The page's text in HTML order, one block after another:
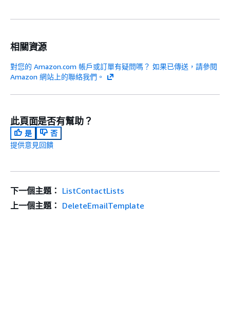
相關資源
對您的 Amazon.com 帳戶或訂單有疑問嗎？ 如果已傳送，請參閱
Amazon 網站上的聯絡我們。
此頁面是否有幫助？
是
否
提供意見回饋
下一個主題： ListContactLists
上一個主題： DeleteEmailTemplate